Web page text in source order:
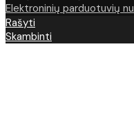
Elektroninių parduotuvių
Rašyti
Skambinti